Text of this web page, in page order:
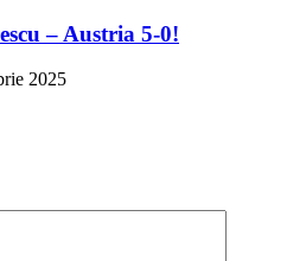
– Austria 5-0!
2025